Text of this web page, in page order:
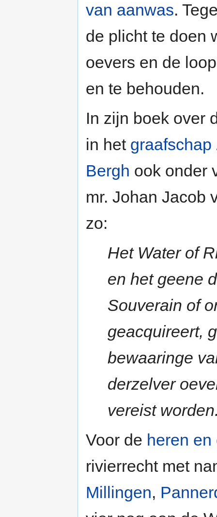
van aanwas.
de plicht te doen
oevers en de
en te behouden.
In zijn boek over
in het graafschap
Bergh ook onder
mr. Johan Jacob
zo:
Het Water of
en het geene
Souverain of
geacquireert,
bewaaringe
derzelver
vereist
Voor de heren
rivierrecht met
Millingen,